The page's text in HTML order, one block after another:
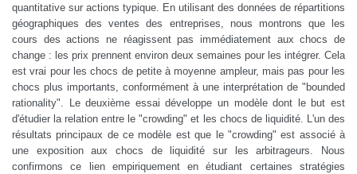
quantitative sur actions typique. En utilisant des données de répartitions
géographiques des ventes des entreprises, nous montrons que les
cours des actions ne réagissent pas immédiatement aux chocs de
change : les prix prennent environ deux semaines pour les intégrer. Cela
est vrai pour les chocs de petite à moyenne ampleur, mais pas pour les
chocs plus importants, conformément à une interprétation de "bounded
rationality". Le deuxième essai développe un modèle dont le but est
d'étudier la relation entre le "crowding" et les chocs de liquidité. L'un des
résultats principaux de ce modèle est que le "crowding" est associé à
une exposition aux chocs de liquidité sur les arbitrageurs. Nous
confirmons ce lien empiriquement en étudiant certaines stratégies